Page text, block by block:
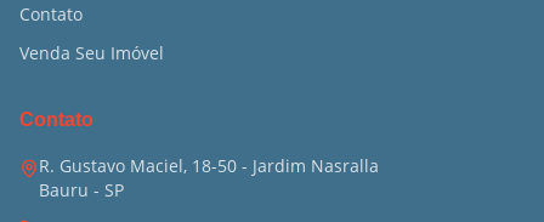
Contato
Venda Seu Imóvel
Contato
R. Gustavo Maciel, 18-50 - Jardim Nasralla
Bauru - SP